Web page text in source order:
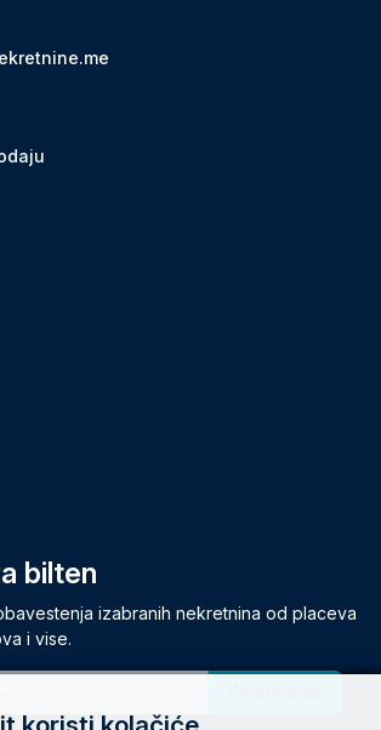
bilten
izabranih nekretnina od placeva
i vise.